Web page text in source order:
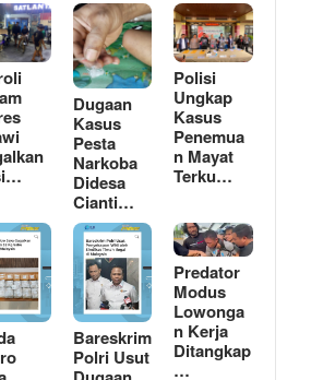
Dugaan
Kasus
Pesta
Narkoba
Didesa
Cianti…
Polisi
Ungkap
Kasus
Penemua
n Mayat
Terku…
Bareskrim
Polri Usut
Predator
Modus
Lowonga
n Kerja
Ditangkap
…